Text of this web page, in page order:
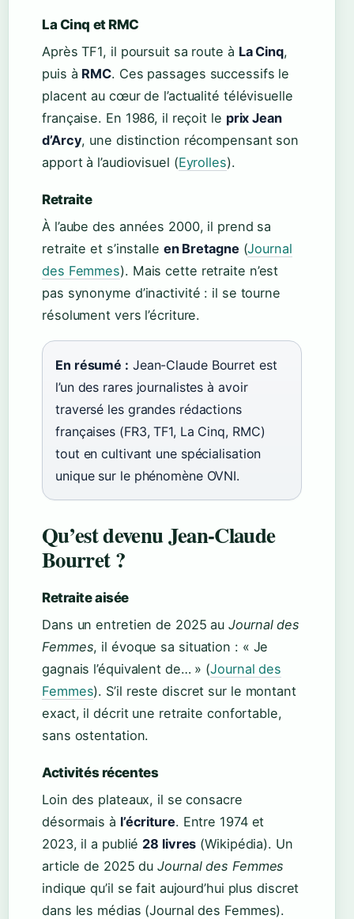
La Cinq et RMC
Après TF1, il poursuit sa route à La Cinq,
puis à RMC. Ces passages successifs le
placent au cœur de l’actualité télévisuelle
française. En 1986, il reçoit le prix Jean
d’Arcy, une distinction récompensant son
apport à l’audiovisuel (Eyrolles).
Retraite
À l’aube des années 2000, il prend sa
retraite et s’installe en Bretagne(Journal
des Femmes). Mais cette retraite n’est
pas synonyme d’inactivité : il se tourne
résolument vers l’écriture.
En résumé : Jean-Claude Bourret est
l’un des rares journalistes à avoir
traversé les grandes rédactions
françaises (FR3, TF1, La Cinq, RMC)
tout en cultivant une spécialisation
unique sur le phénomène OVNI.
Qu’est devenu Jean-Claude
Bourret ?
Retraite aisée
Dans un entretien de 2025 auJournal des
Femmes, il évoque sa situation : « Je
gagnais l’équivalent de… » (Journal des
Femmes). S’il reste discret sur le montant
exact, il décrit une retraite confortable,
sans ostentation.
Activités récentes
Loin des plateaux, il se consacre
désormais à l’écriture. Entre 1974 et
2023, il a publié 28 livres (Wikipédia). Un
article de 2025 duJournal des Femmes
indique qu’il se fait aujourd’hui plus discret
dans les médias (Journal des Femmes).